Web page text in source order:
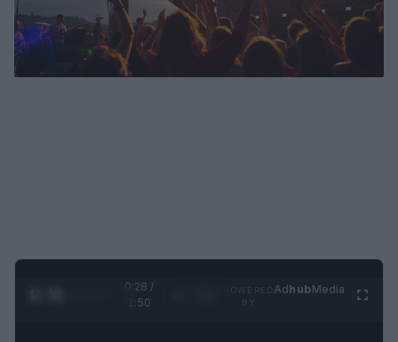
0:29 /
1:50
AdhubMedia